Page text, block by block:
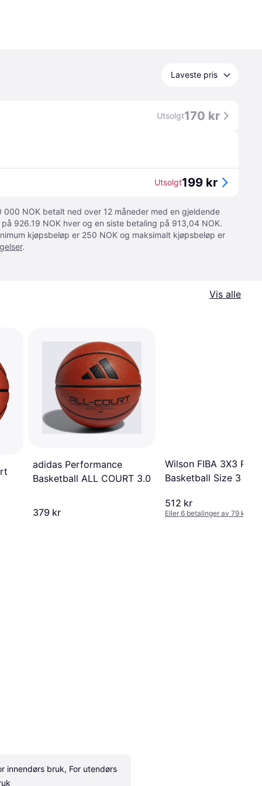
Laveste pris
Utsolgt170 kr
Utsolgt199 kr
000 NOK betalt ned over 12 måneder med en gjeldende
926.19 NOK hver og en siste betaling på 913,04 NOK.
kjøpsbeløp er 250 NOK og maksimalt kjøpsbeløp er
.
Vis alle
adidas Performance
Basketball ALL COURT 3.0
379 kr
Wilson FIBA 3X3
Basketball Size 3
512 kr
Eller 6 betalinger av 79 kr
innendørs bruk, For utendørs